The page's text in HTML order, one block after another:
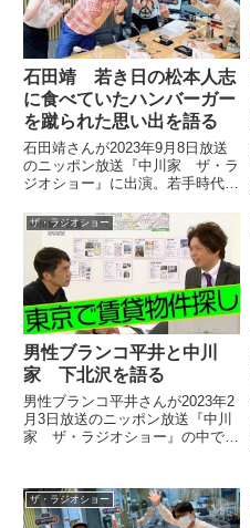
石田靖 若き日の松本人志
に食べていたハンバーガー
を蹴られた思い出を語る
石田靖さんが2023年9月8日放送
のニッポン放送『中川家 ザ・ラ
ジオショー』に出演。若手時代、
ーを食べていたところ、たまたま
通りかかった松本人志さんにその
ハンバーガーを蹴飛ばされた思い
出を話していました。
ザ・ラジオショー
男性ブランコ平井と中川
家 下北沢を語る
男性ブランコ平井さんが2023年2
月3日放送のニッポン放送『中川
家 ザ・ラジオショー』の中で現
ザ・ラジオショー